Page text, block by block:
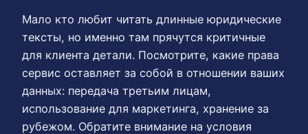
Мало кто любит читать длинные юридические
тексты, но именно там прячутся критичные
для клиента детали. Посмотрите, какие права
сервис оставляет за собой в отношении ваших
данных: передача третьим лицам,
использование для маркетинга, хранение за
рубежом. Обратите внимание на условия